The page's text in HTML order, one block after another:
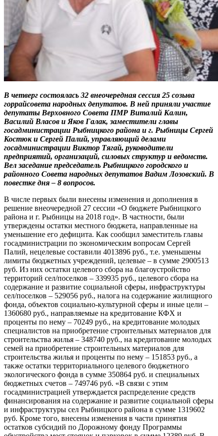
В четверг состоялась 32 внеочередная сессия 25 созыва
горрайсовета народных депутатов. В ней приняли участие
депутаты Верховного Совета ПМР Виталий Калин,
Василий Власов и Яков Галак, заместители главы
госадминистрации Рыбницкого района и г. Рыбницы Сергей
Костюк и Сергей Палий, управляющий делами
госадминистрации Виктор Тягай, руководители
предприятий, организаций, силовых структур и ведомств.
Вел заседание председатель Рыбницкого городского и
районного Совета народных депутатов Вадим Лозовский. В
повестке дня – 8 вопросов.
В числе первых были внесены изменения и дополнения в
решение внеочередной 27 сессии «О бюджете Рыбницкого
района и г. Рыбницы на 2018 год». В частности, были
утверждены остатки местного бюджета, направленные на
уменьшение его дефицита. Как сообщил заместитель главы
госадминистрации по экономическим вопросам Сергей
Палий, нецелевые составили 4013896 руб., т.е. уменьшены
лимиты бюджетных учреждений, целевые – в сумме 2900513
руб. Из них остатки целевого сбора на благоустройство
территорий сел/поселков – 339935 руб., целевого сбора на
содержание и развитие социальной сферы, инфраструктуры
сел/поселков – 529056 руб., налога на содержание жилищного
фонда, объектов социально-культурной сферы и иные цели –
1360680 руб., направляемые на кредитование КФХ и
проценты по нему – 70249 руб., на кредитование молодых
специалистов на приобретение строительных материалов для
строительства жилья – 348740 руб., на кредитование молодых
семей на приобретение строительных материалов для
строительства жилья и проценты по нему – 151853 руб., а
также остатки территориального целевого бюджетного
экологического фонда в сумме 350864 руб. и специальных
бюджетных счетов – 749746 руб. «В связи с этим
госадминистрацией утверждается распределение средств
финансирования на содержание и развитие социальной сферы
и инфраструктуры сел Рыбницкого района в сумме 1319602
руб. Кроме того, внесены изменения в части принятия
остатков субсидий по Дорожному фонду Программы